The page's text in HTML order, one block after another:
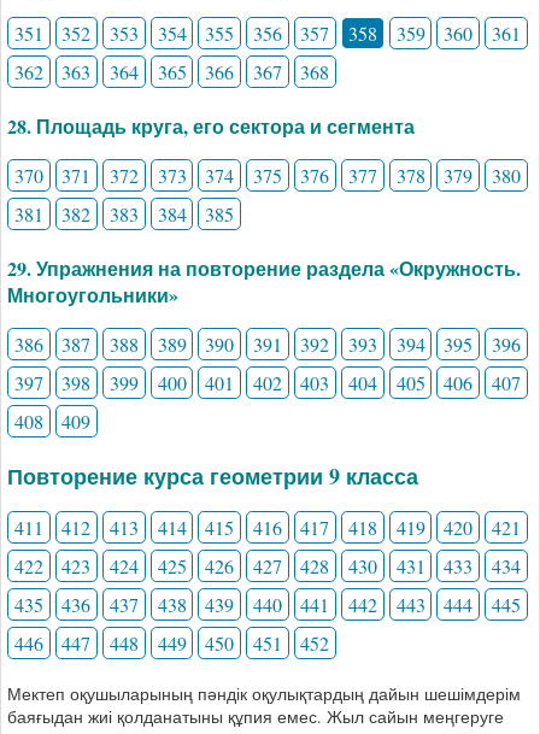
351 352 353 354 355 356 357 358 359 360
361
362
363 364 365 366 367 368
28. Площадь круга, его сектора и сегмента
370 371 372 373 374 375 376 377 378 379
380
381
382 383 384 385
29. Упражнения на повторение раздела «Окружность.
Многоугольники»
386 387 388 389 390 391 392 393 394 395
396
397
398 399 400 401 402 403 404 405 406
407
408
409
Повторение курса геометрии 9 класса
411 412 413 414 415 416 417 418 419 420
421
422
423 424 425 426 427 428 430 431 433
434
435
436 437 438 439 440 441 442 443 444
445
446
447 448 449 450 451 452
Мектеп оқушыларының пәндік оқулықтардың дайын шешімдерім
баяғыдан жиі қолданатыны құпия емес. Жыл сайын меңгеруге